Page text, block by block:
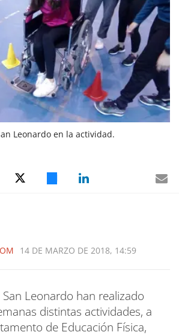
Leonardo en la actividad.
14 DE MARZO DE 2018, 14:59
Leonardo han realizado
distintas actividades, a
de Educación Física,